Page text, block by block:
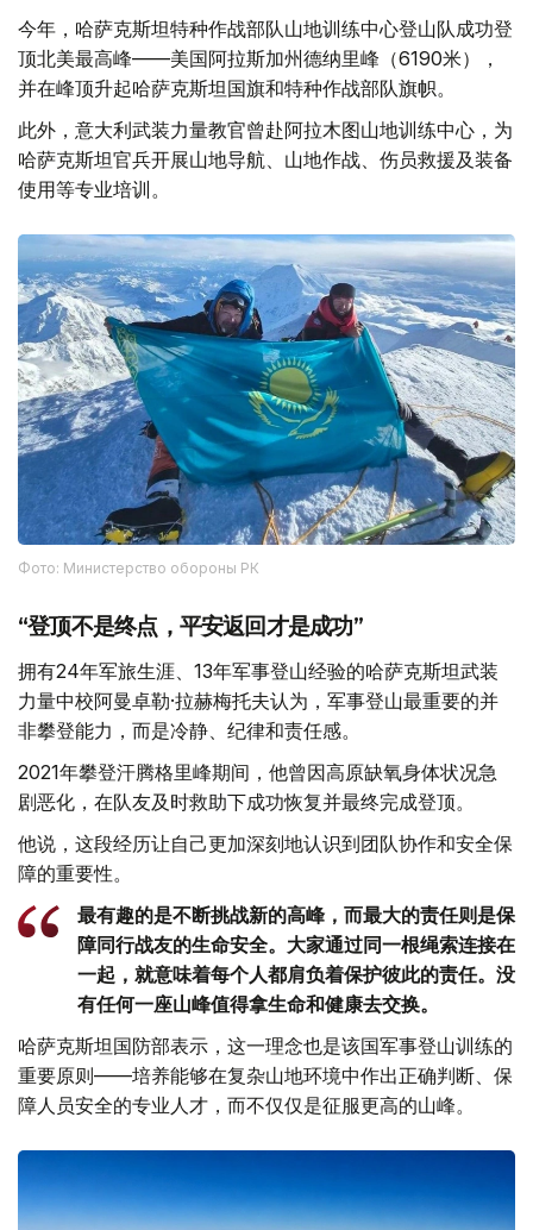
今年，哈萨克斯坦特种作战部队山地训练中心登山队成功登
顶北美最高峰——美国阿拉斯加州德纳里峰（6190米），
并在峰顶升起哈萨克斯坦国旗和特种作战部队旗帜。
此外，意大利武装力量教官曾赴阿拉木图山地训练中心，为
哈萨克斯坦官兵开展山地导航、山地作战、伤员救援及装备
使用等专业培训。
Фото: Министерство обороны РК
“登顶不是终点，平安返回才是成功”
拥有24年军旅生涯、13年军事登山经验的哈萨克斯坦武装
力量中校阿曼卓勒·拉赫梅托夫认为，军事登山最重要的并
非攀登能力，而是冷静、纪律和责任感。
2021年攀登汗腾格里峰期间，他曾因高原缺氧身体状况急
剧恶化，在队友及时救助下成功恢复并最终完成登顶。
他说，这段经历让自己更加深刻地认识到团队协作和安全保
障的重要性。
最有趣的是不断挑战新的高峰，而最大的责任则是保
障同行战友的生命安全。大家通过同一根绳索连接在
一起，就意味着每个人都肩负着保护彼此的责任。没
有任何一座山峰值得拿生命和健康去交换。
哈萨克斯坦国防部表示，这一理念也是该国军事登山训练的
重要原则——培养能够在复杂山地环境中作出正确判断、保
障人员安全的专业人才，而不仅仅是征服更高的山峰。